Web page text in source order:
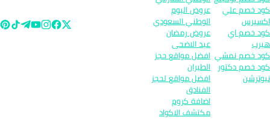
خصم علي
خصم اي
خصم نمشي
خصم دكتور
عروض اليوم
الوطني السعودي
عروض رمضان
عيد الاضحى
افضل مواقع حجز
الطيران
افضل مواقع لحجز
الفنادق
اضافة كروم
مكتشف الاكواد